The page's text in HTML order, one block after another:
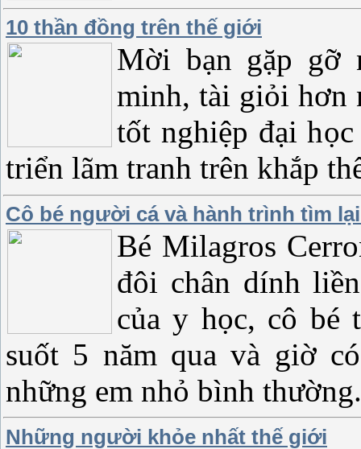
10 thần đồng trên thế giới
Mời bạn gặp gỡ
minh, tài giỏi hơn
tốt nghiệp đại
triển lãm tranh trên khắp
Cô bé người cá và hành trình tìm
Bé Milagros
đôi chân dính
của y học, cô bé
suốt 5 năm qua và giờ
những em nhỏ bình
Những người khỏe nhất thế giới